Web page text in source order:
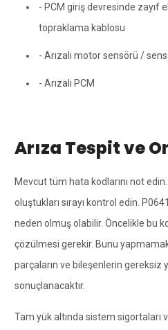
- PCM giriş devresinde zayıf
topraklama kablosu
- Arızalı motor sensörü /
- Arızalı PCM
Arıza Tespit ve
Mevcut tüm hata kodlarını not
oluştukları sırayı kontrol edin.
neden olmuş olabilir. Öncelikle bu
çözülmesi gerekir. Bunu
parçaların ve bileşenlerin gereksiz
sonuçlanacaktır.
Tam yük altında sistem sigortaları